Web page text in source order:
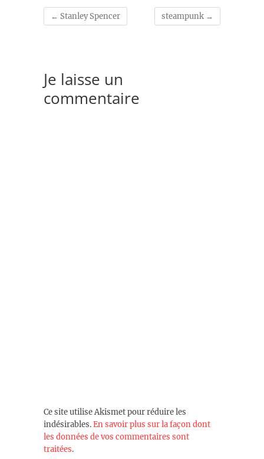
← Stanley Spencer steampunk →
Je laisse un
commentaire
Ce site utilise Akismet pour réduire les
indésirables.En savoir plus sur la façon dont
les données de vos commentaires sont
traitées.